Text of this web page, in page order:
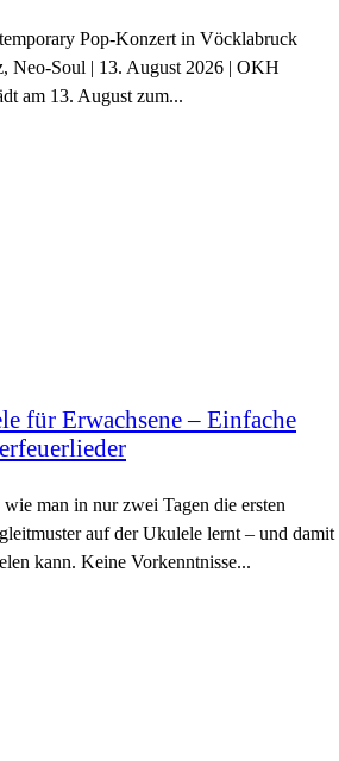
Pop-Konzert in Vöcklabruck
Neo-Soul | 13. August 2026 | OKH
am 13. August zum...
für Erwachsene – Einfache
man in nur zwei Tagen die ersten
auf der Ukulele lernt – und damit
kann. Keine Vorkenntnisse...